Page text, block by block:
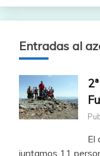
Entradas al
El
juntamos 11